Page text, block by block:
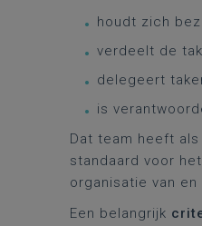
houdt zich
verdeelt de
delegeert
is
Dat team heeft als
standaard voor
organisatie van
Een belangrijk